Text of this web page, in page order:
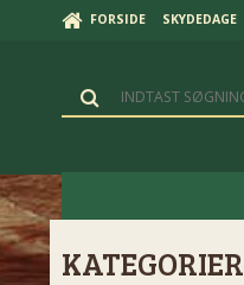
FORSIDE SKYDEDAGE
KATEGORIER